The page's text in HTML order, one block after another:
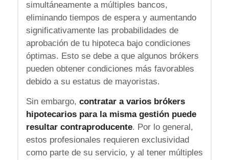
simultáneamente a múltiples bancos,
eliminando tiempos de espera y aumentando
significativamente las probabilidades de
aprobación de tu hipoteca bajo condiciones
óptimas. Esto se debe a que algunos brókers
pueden obtener condiciones más favorables
debido a su estatus de mayoristas.
Sin embargo, contratar a varios brókers
hipotecarios para la misma gestión puede
resultar contraproducente. Por lo general,
estos profesionales requieren exclusividad
como parte de su servicio, y al tener múltiples